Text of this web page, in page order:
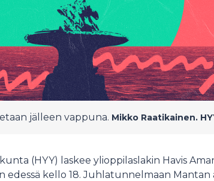
jälleen vappuna. Mikko Raatikainen.
(HYY) laskee ylioppilaslakin Havis
edessä kello 18. Juhlatunnelmaan Mantan